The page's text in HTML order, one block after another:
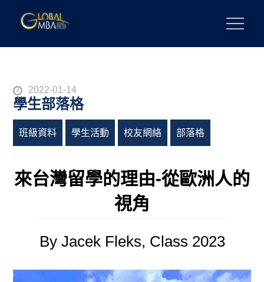
陽明交通大學 GLOBAL MBA
Posted
on
2022-01-14
學生部落格
班級資料 學生活動 校友網絡 部落格
來台灣留學的理由-從歐洲人的
視角
By Jacek Fleks, Class 2023